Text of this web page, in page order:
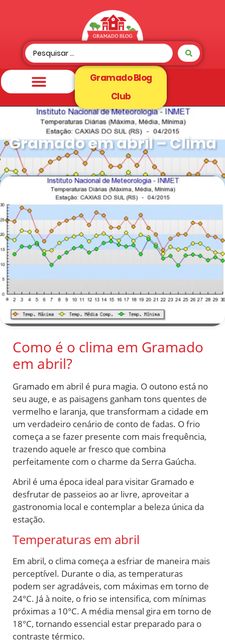
Gramado Blog
Club
Gramado em abril – Clima
Como é o clima em Gramado
em abril?
Gramado em abril é pura magia. O outono está no
seu auge, e as paisagens ganham tons quentes de
vermelho e laranja, que transformam a cidade em
um verdadeiro cenário de conto de fadas. O frio
começa a se fazer presente com mais frequência,
trazendo aquele ar fresco que combina
perfeitamente com o charme da Serra Gaúcha.
Abril é uma época ideal para visitar Gramado e
desfrutar de passeios ao ar livre, aproveitar a
gastronomia local e contemplar a beleza única da
estação.
Temperaturas em abril
Em abril, o clima começa a esfriar de maneira mais
perceptível. Durante o dia, as temperaturas
podem ser agradáveis, com máximas em torno de
24°C. Já à noite, o frio se intensifica, com mínimas
próximas a 10°C. A média mensal gira em torno de
18°C, tornando essencial estar preparado para o
contraste térmico.